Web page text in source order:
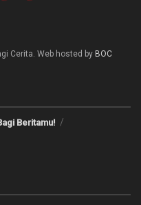
Cerita. Web hosted by BOC
Beritamu!